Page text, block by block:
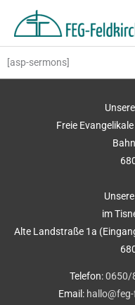
Inhalt
[asp-sermons]
Freie
im
Alte Landstraße 1a
Telefon:0650/
Email: